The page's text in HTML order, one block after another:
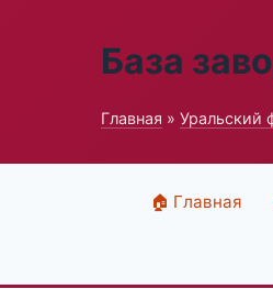
База
Главная » Уральский
🏠 Главная